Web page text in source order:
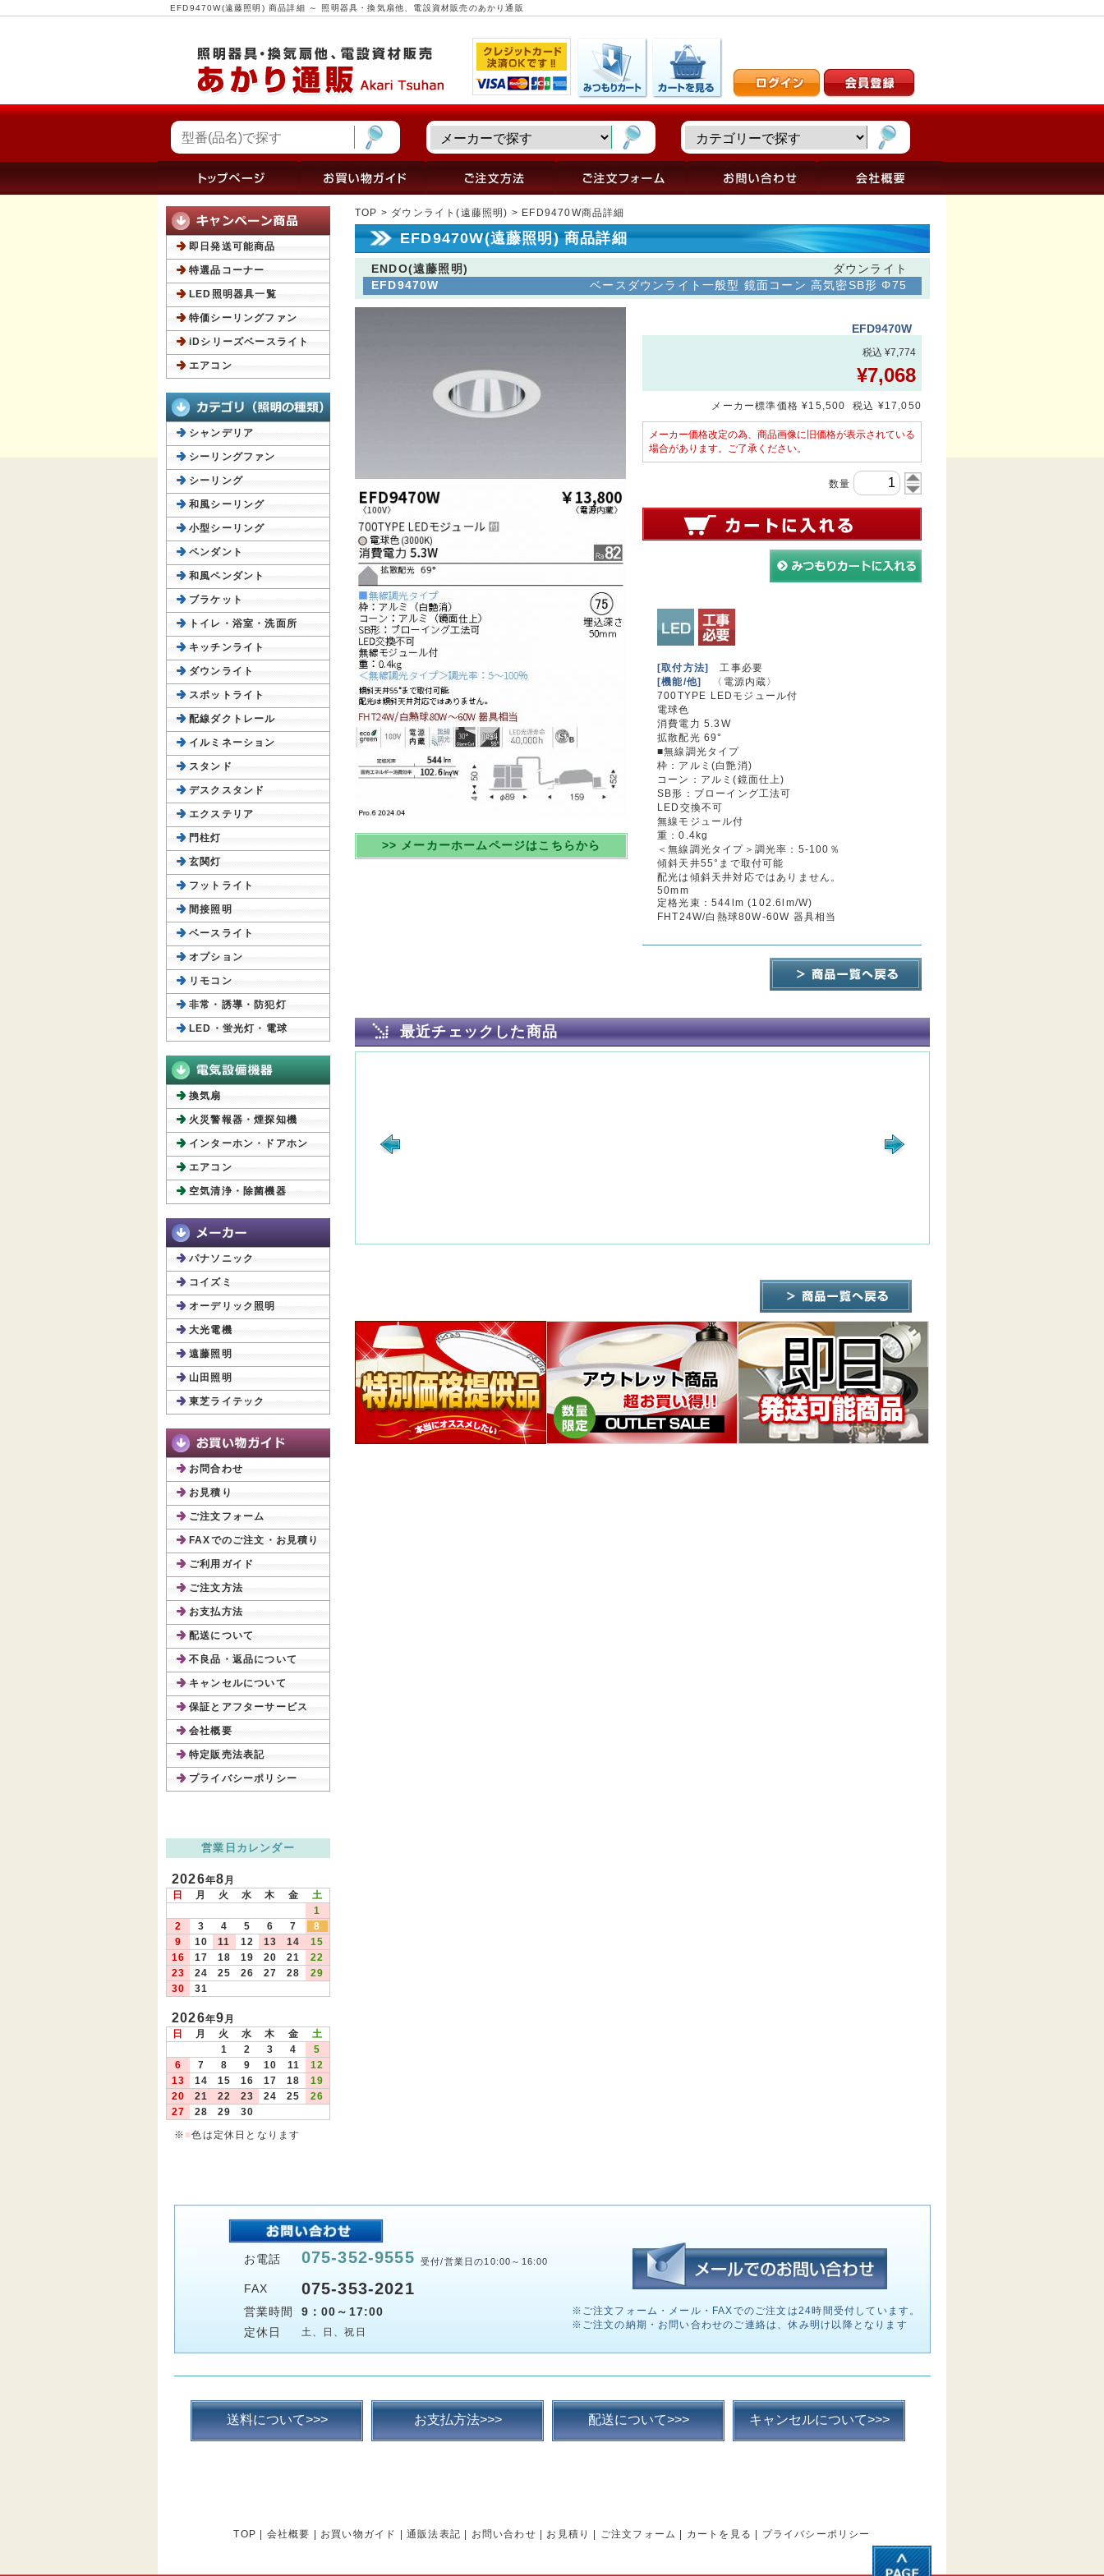
EFD9470W(遠藤照明) 商品詳細 ～ 照明器具・換気扇他、電設資材販売のあかり通販
TOP > ダウンライト(遠藤照明) > EFD9470W商品詳細
EFD9470W(遠藤照明) 商品詳細
ENDO(遠藤照明)
ダウンライト
EFD9470W
ベースダウンライト一般型 鏡面コーン 高気密SB形 Φ75
>> メーカーホームページはこちらから
EFD9470W
税込 ¥7,774
¥7,068
メーカー標準価格 ¥15,500 税込 ¥17,050
メーカー価格改定の為、商品画像に旧価格が表示されている
場合があります。ご了承ください。
数量
[取付方法]
工事必要
[機能/他]
〈電源内蔵〉
700TYPE LEDモジュール付
電球色
消費電力 5.3W
拡散配光 69°
■無線調光タイプ
枠：アルミ(白艶消)
コーン：アルミ(鏡面仕上)
SB形：ブローイング工法可
LED交換不可
無線モジュール付
重：0.4kg
＜無線調光タイプ＞調光率：5-100％
傾斜天井55°まで取付可能
配光は傾斜天井対応ではありません。
50mm
定格光束：544lm (102.6lm/W)
FHT24W/白熱球80W-60W 器具相当
最近チェックした商品
即日発送可能商品
特選品コーナー
LED照明器具一覧
特価シーリングファン
iDシリーズベースライト
エアコン
シャンデリア
シーリングファン
シーリング
和風シーリング
小型シーリング
ペンダント
和風ペンダント
ブラケット
トイレ・浴室・洗面所
キッチンライト
ダウンライト
スポットライト
配線ダクトレール
イルミネーション
スタンド
デスクスタンド
エクステリア
門柱灯
玄関灯
フットライト
間接照明
ベースライト
オプション
リモコン
非常・誘導・防犯灯
LED・蛍光灯・電球
換気扇
火災警報器・煙探知機
インターホン・ドアホン
エアコン
空気清浄・除菌機器
パナソニック
コイズミ
オーデリック照明
大光電機
遠藤照明
山田照明
東芝ライテック
お問合わせ
お見積り
ご注文フォーム
FAXでのご注文・お見積り
ご利用ガイド
ご注文方法
お支払方法
配送について
不良品・返品について
キャンセルについて
保証とアフターサービス
会社概要
特定販売法表記
プライバシーポリシー
営業日カレンダー
2026年8月
日
月 火 水 木 金
土
1
2
3 4 5 6 7
8
9
10 11 12 13 14
15
16
17 18 19 20 21
22
23
24 25 26 27 28
29
30
31
2026年9月
日
月 火 水 木 金
土
1
2 3 4
5
6
7 8 9 10 11
12
13
14 15 16 17 18
19
20
21 22 23 24 25
26
27
28 29
30
※ ■色は定休日となります
お電話 075-352-9555 受付/営業日の10:00～16:00
FAX 075-353-2021
営業時間
9：00～17:00
定休日
土、日、祝日
※ご注文フォーム・メール・FAXでのご注文は24時間受付しています。
※ご注文の納期・お問い合わせのご連絡は、休み明け以降となります
送料について>>> お支払方法>>> 配送について>>> キャンセルについて>>>
TOP 会社概要 お買い物ガイド 通販法表記 お問い合わせ お見積り ご注文フォーム カートを見る プライバシーポリシー